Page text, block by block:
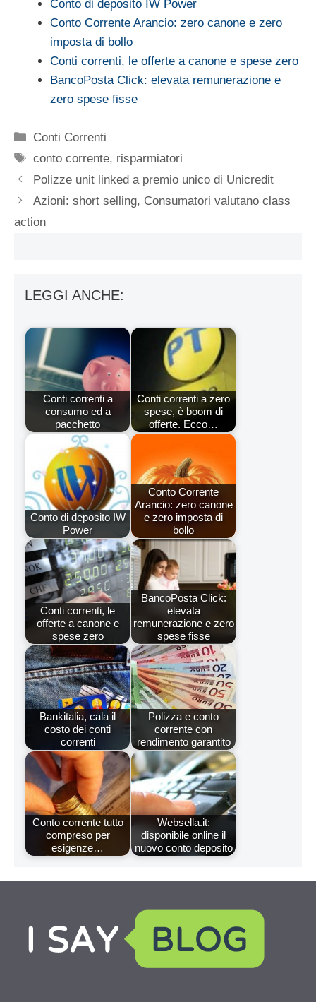
Conto di deposito IW Power
Conto Corrente Arancio: zero canone e zero
imposta di bollo
Conti correnti, le offerte a canone e spese zero
BancoPosta Click: elevata remunerazione e
zero spese fisse
Categorie
Conti Correnti
Tag
conto corrente, risparmiatori
Polizze unit linked a premio unico di Unicredit
Azioni: short selling, Consumatori valutano class
action
LEGGI ANCHE:
Conti correnti a
consumo ed a
pacchetto
Conti correnti a zero
spese, è boom di
offerte. Ecco…
Conto di deposito IW
Power
Conto Corrente
Arancio: zero canone
e zero imposta di
bollo
Conti correnti, le
offerte a canone e
spese zero
BancoPosta Click:
elevata
remunerazione e zero
spese fisse
Bankitalia, cala il
costo dei conti
correnti
Polizza e conto
corrente con
rendimento garantito
Conto corrente tutto
compreso per
esigenze…
Websella.it:
disponibile online il
nuovo conto deposito